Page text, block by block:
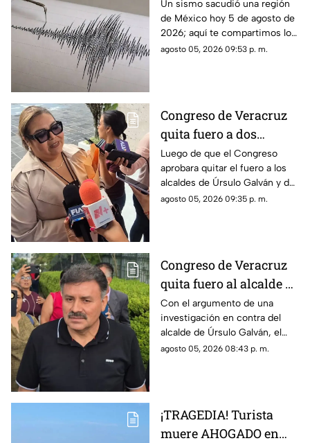
fue la magnitud?
Un sismo sacudió una región
de México hoy 5 de agosto de
2026; aquí te compartimos los
detalles.
agosto 05, 2026 09:53 p. m.
Congreso de Veracruz
quita fuero a dos
alcaldes de
Movimiento
Ciudadano; podrían ser
detenidos
Luego de que el Congreso
aprobara quitar el fuero a los
alcaldes de Úrsulo Galván y de
Ixhuatlán del Sureste, estos
agosto 05, 2026 09:35 p. m.
Congreso de Veracruz
quita fuero al alcalde de
Úrsulo Galván por
investigación en su
contra ¿De qué lo
acusan?
Con el argumento de una
investigación en contra del
alcalde de Úrsulo Galván, el
Congreso de Veracruz le quitó
agosto 05, 2026 08:43 p. m.
¡TRAGEDIA! Turista
muere AHOGADO en